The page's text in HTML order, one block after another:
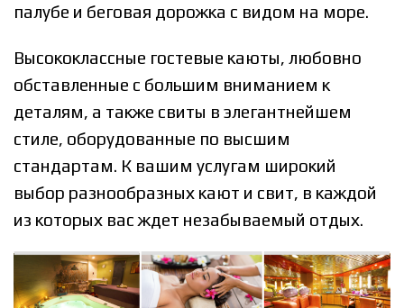
палубе и беговая дорожка с видом на море.
Высококлассные гостевые каюты, любовно
обставленные с большим вниманием к
деталям, а также свиты в элегантнейшем
стиле, оборудованные по высшим
стандартам. К вашим услугам широкий
выбор разнообразных кают и свит, в каждой
из которых вас ждет незабываемый отдых.